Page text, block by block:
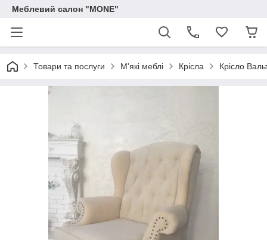
Меблевий салон "MONE"
Товари та послуги М'які меблі Крісла Крісло